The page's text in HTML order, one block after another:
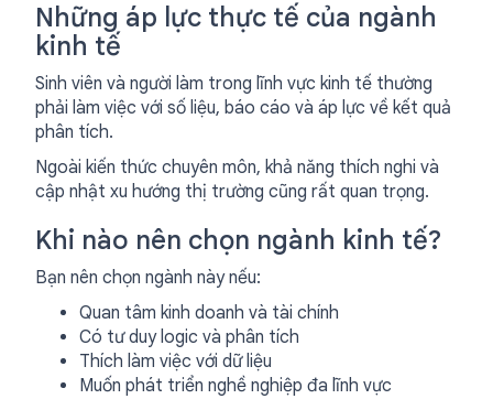
Những áp lực thực tế của ngành
kinh tế
Sinh viên và người làm trong lĩnh vực kinh tế thường
phải làm việc với số liệu, báo cáo và áp lực về kết quả
phân tích.
Ngoài kiến thức chuyên môn, khả năng thích nghi và
cập nhật xu hướng thị trường cũng rất quan trọng.
Khi nào nên chọn ngành kinh tế?
Bạn nên chọn ngành này nếu:
Quan tâm kinh doanh và tài chính
Có tư duy logic và phân tích
Thích làm việc với dữ liệu
Muốn phát triển nghề nghiệp đa lĩnh vực